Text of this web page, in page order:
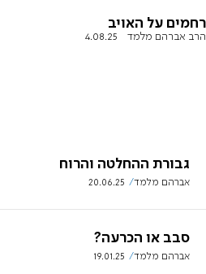
רחמים על האויב
הרב אברהם מלמד 4.08.25
גבורת ההחלטה והרוח
אברהם מלמד 20.06.25
סבב או הכרעה?
אברהם מלמד 19.01.25